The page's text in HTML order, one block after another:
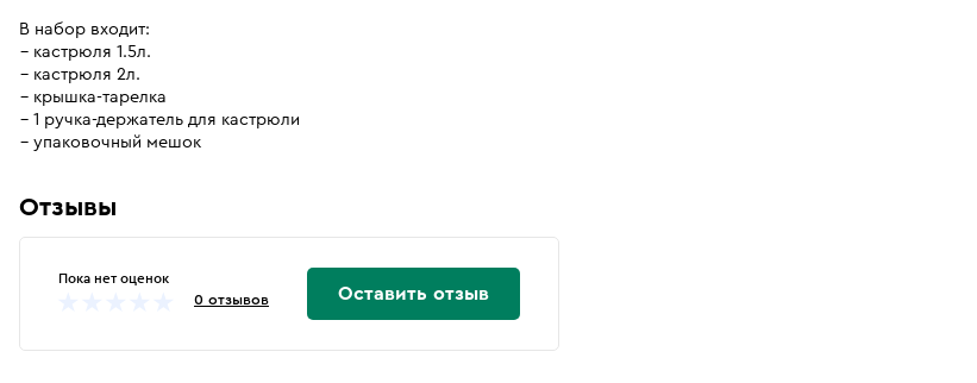
В набор входит:
кастрюля 1.5л.
кастрюля 2л.
крышка-тарелка
1 ручка-держатель для кастрюли
упаковочный мешок
Отзывы
Пока нет оценок
0 отзывов Оставить отзыв